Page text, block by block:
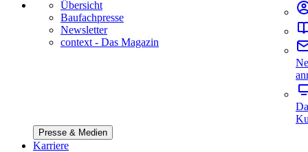
Übersicht
Baufachpresse
Newsletter
context - Das Magazin
Presse & Medien
Karriere